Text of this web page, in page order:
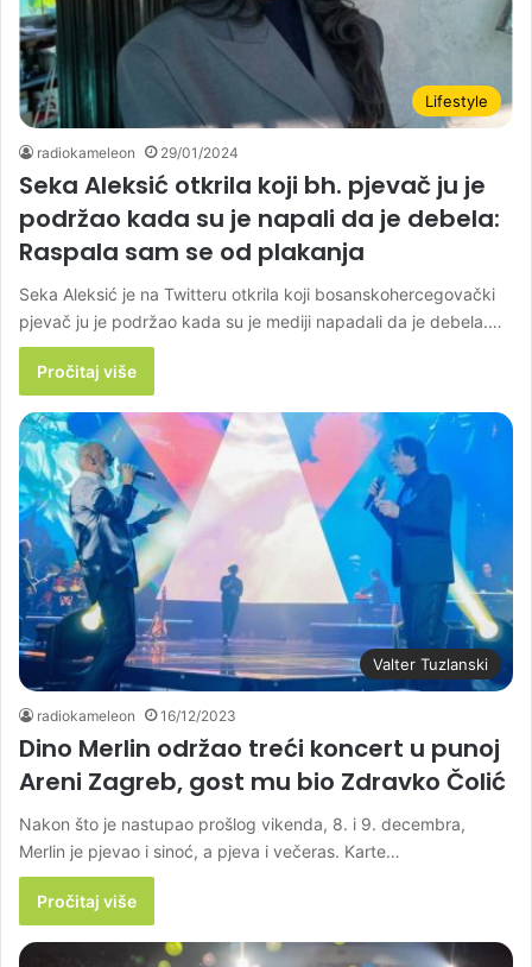
Lifestyle
radiokameleon 29/01/2024
Seka Aleksić otkrila koji bh. pjevač ju je
podržao kada su je napali da je debela:
Raspala sam se od plakanja
Seka Aleksić je na Twitteru otkrila koji bosanskohercegovački
pjevač ju je podržao kada su je mediji napadali da je debela.…
Pročitaj više
Valter Tuzlanski
radiokameleon 16/12/2023
Dino Merlin održao treći koncert u punoj
Areni Zagreb, gost mu bio Zdravko Čolić
Nakon što je nastupao prošlog vikenda, 8. i 9. decembra,
Merlin je pjevao i sinoć, a pjeva i večeras. Karte…
Pročitaj više